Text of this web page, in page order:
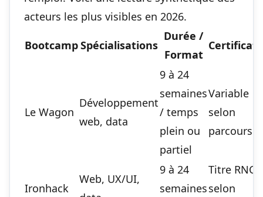
acteurs les plus visibles en 2026.
BootcampSpécialisations
Durée /
Format
Le Wagon
Développement
web, data
9 à 24
semaines
/ temps
plein ou
partiel
Variable
selon
parcours
Ironhack
Web, UX/UI,
9 à 24
semaines
Titre RNCP
selon